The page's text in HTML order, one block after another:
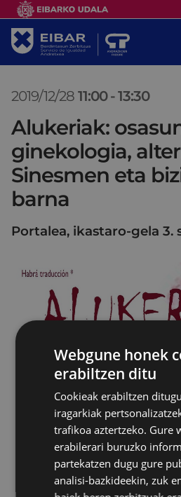
2019/12/28 11:00 -13:30
Alukeriak:
ginekologia,
Sinesmen eta
barna
Portalea, ikastaro-gela 3.
Webgune honek
erabiltzen ditu
Cookieak erabiltzen
iragarkiak
trafikoa aztertzeko. Gure
erabilerari buruzko
partekatzen dugu gure
analisi-bazkideekin, zuk